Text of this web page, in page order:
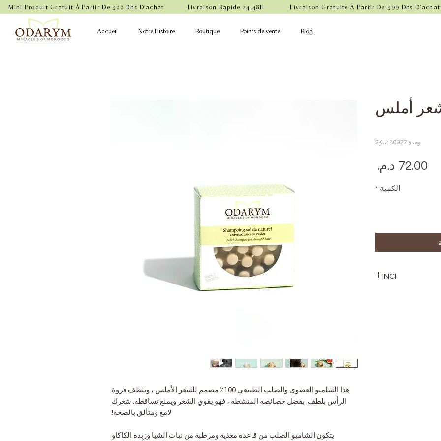
    Mini Produit Gratuit À Partir De 300 Dhs D'achat           Livraison Rapide 24-48H            Livraison Gratuite À Partir De 399 Dhs D'achat
Accueil Notre Histoire Boutique Points de vente Blog
هذا الشامبو العضوي والصلب الطبيعي 100٪ مصمم للشعر الأملس ، وينظف فروة
الرأس بلطف. بفضل خصائصه المنشطة ، فهو يقوي الشعر ويمنع تساقطه. شعرك
لامع ومتألق بالصحة!
يتكون الشامبو الصلب من قاعدة مغذية ومرطبة من نبات الشيا وزبدة الكاكاو
أملس
Rating is 5.0
وحدة SKU: 80927
الكمية *
INCI